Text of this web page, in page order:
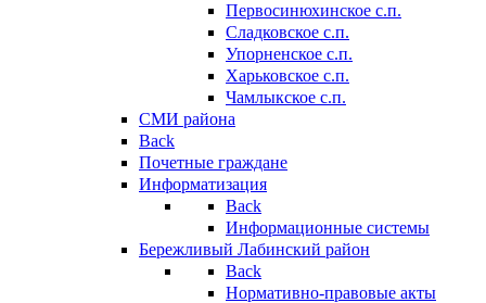
Первосинюхинское с.п.
Сладковское с.п.
Упорненское с.п.
Харьковское с.п.
Чамлыкское с.п.
СМИ района
Back
Почетные граждане
Информатизация
Back
Информационные системы
Бережливый Лабинский район
Back
Нормативно-правовые акты